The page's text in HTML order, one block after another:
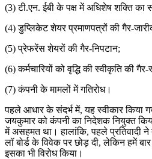
(3) टी.एन. ईबी के पक्ष में अधिशेष शक्ति का
(4) डुप्लिकेट शेयर प्रमाणपत्रों की गैर-
(5) प्रेफरेंस शेयरों की गैर-निपटान;
(6) कर्मचारियों को वृद्धि की स्वीकृति की गैर-
(7) कंपनी के मामलों में गतिरोध।
पहले आधार के संदर्भ में, यह स्वीकार किया
जयकुमार को कंपनी का निदेशक नियुक्त
में असहमत था। हालांकि, पहले प्रतिवादी
लॉ बोर्ड के विवेक पर छोड़ दी, लेकिन हमें
इसका भी विरोध किया।